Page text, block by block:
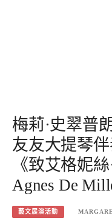
梅莉·史翠普
友友大提琴
《致艾格妮
Agnes De
藝文展演活動